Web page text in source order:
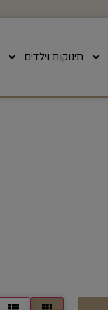
תינוקות וילדים